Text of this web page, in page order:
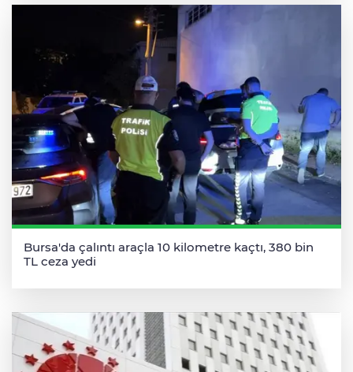
Bursa'da çalıntı araçla 10 kilometre kaçtı, 380 bin
TL ceza yedi